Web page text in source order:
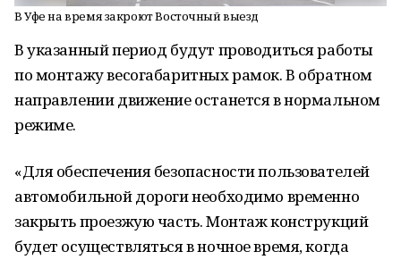
В Уфе на время закроют Восточный выезд
В указанный период будут проводиться работы
по монтажу весогабаритных рамок. В обратном
направлении движение останется в нормальном
режиме.
«Для обеспечения безопасности пользователей
автомобильной дороги необходимо временно
закрыть проезжую часть. Монтаж конструкций
будет осуществляться в ночное время, когда